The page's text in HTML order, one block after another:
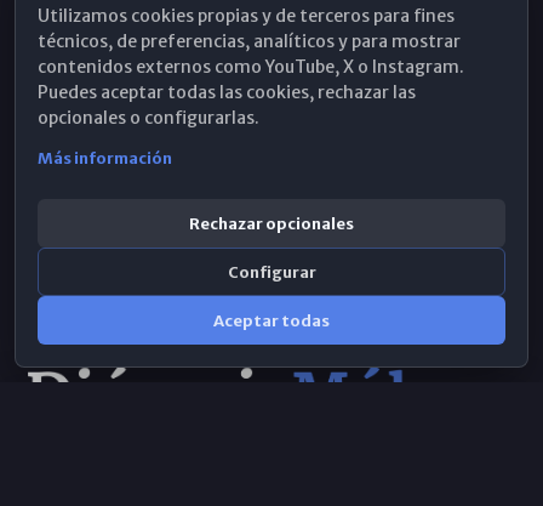
Hemeroteca
WhatsApp
Utilizamos cookies propias y de terceros para fines
técnicos, de preferencias, analíticos y para mostrar
contenidos externos como YouTube, X o Instagram.
Puedes aceptar todas las cookies, rechazar las
opcionales o configurarlas.
Más información
Rechazar opcionales
Configurar
Aceptar todas